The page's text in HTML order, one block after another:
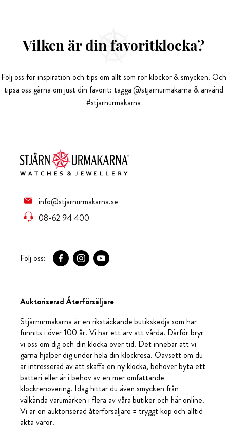
Vilken är din favoritklocka?
Följ oss för inspiration och tips om allt som rör klockor & smycken. Och
tipsa oss gärna om just din favorit: tagga @stjarnurmakarna & använd
#stjarnurmakarna
info@stjarnurmakarna.se
08-62 94 400
Följ oss:
Auktoriserad Återförsäljare
Stjärnurmakarna är en rikstäckande butikskedja som har
funnits i över 100 år. Vi har ett arv att vårda. Därför bryr
vi oss om dig och din klocka över tid. Det innebär att vi
gärna hjälper dig under hela din klockresa. Oavsett om du
är intresserad av att skaffa en ny klocka, behöver byta ett
batteri eller är i behov av en mer omfattande
klockrenovering. Idag hittar du även smycken från
välkända varumärken i flera av våra butiker och här online.
Vi är en auktoriserad återförsäljare = tryggt köp och alltid
äkta varor.